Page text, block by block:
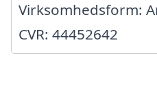
Virksomhedsform:
CVR: 44452642